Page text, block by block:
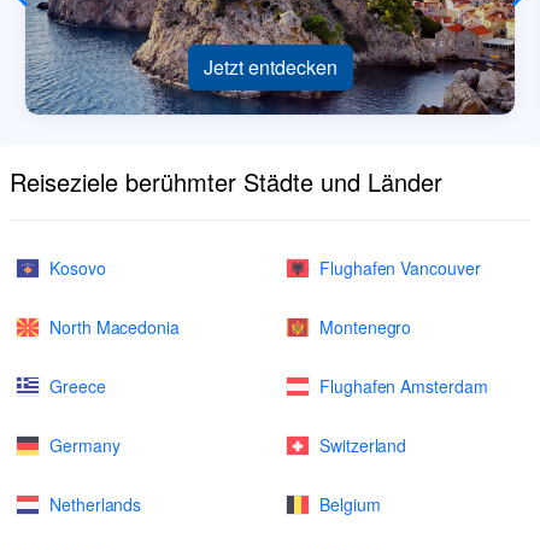
Jetzt entdecken
Reiseziele berühmter Städte und Länder
Kosovo Flughafen Vancouver
North Macedonia Montenegro
Greece Flughafen Amsterdam
Germany Switzerland
Netherlands Belgium